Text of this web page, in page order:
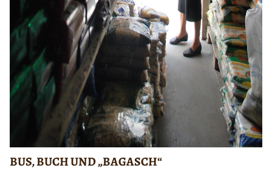
BUS, BUCH UND „BAGASCH“